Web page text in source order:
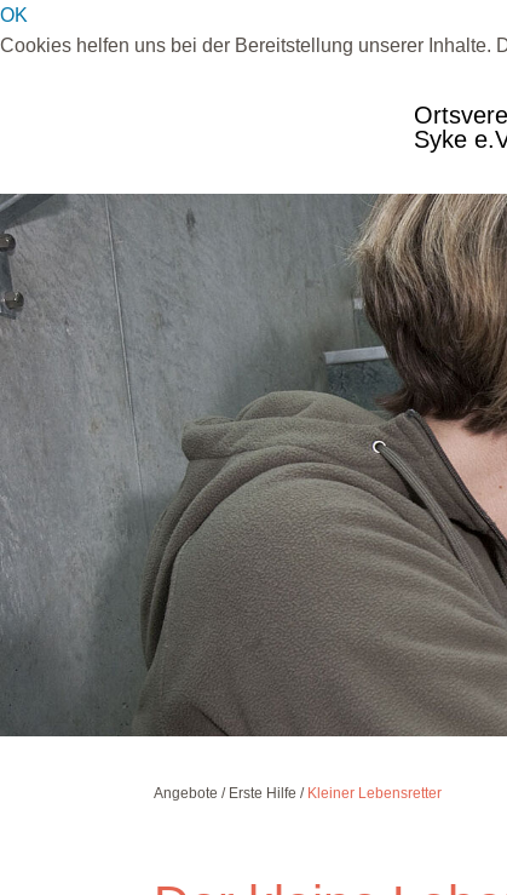
OK
Cookies helfen uns bei der Bereitstellung unserer Inhalte.
Syke
Angebote Erste Hilfe Kleiner Lebensretter